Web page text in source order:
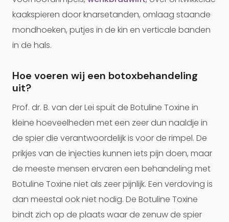
kaakspieren door knarsetanden, omlaag staande
mondhoeken, putjes in de kin en verticale banden
in de hals.
Hoe voeren wij een botoxbehandeling
uit?
Prof. dr. B. van der Lei spuit de Botuline Toxine in
kleine hoeveelheden met een zeer dun naaldje in
de spier die verantwoordelijk is voor de rimpel. De
prikjes van de injecties kunnen iets pijn doen, maar
de meeste mensen ervaren een behandeling met
Botuline Toxine niet als zeer pijnlijk. Een verdoving is
dan meestal ook niet nodig. De Botuline Toxine
bindt zich op de plaats waar de zenuw de spier